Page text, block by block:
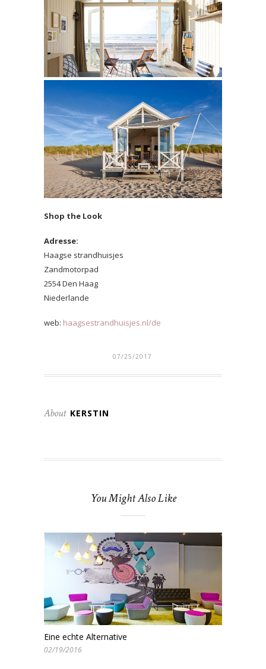
Shop the Look
Adresse:
Haagse strandhuisjes
Zandmotorpad
2554 Den Haag
Niederlande
web: haagsestrandhuisjes.nl/de
07/25/2017
About KERSTIN
You Might Also Like
Eine echte Alternative
02/19/2016